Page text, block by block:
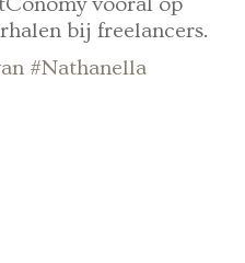
bij freelancers.
#Nathanella